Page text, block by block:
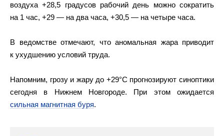
воздуха +28,5 градусов рабочий день можно сократить
на 1 час, +29 — на два часа, +30,5 — на четыре часа.
В ведомстве отмечают, что аномальная жара приводит
к ухудшению условий труда.
Напомним, грозу и жару до +29°C прогнозируют синоптики
сегодня в Нижнем Новгороде. При этом ожидается
сильная магнитная буря.